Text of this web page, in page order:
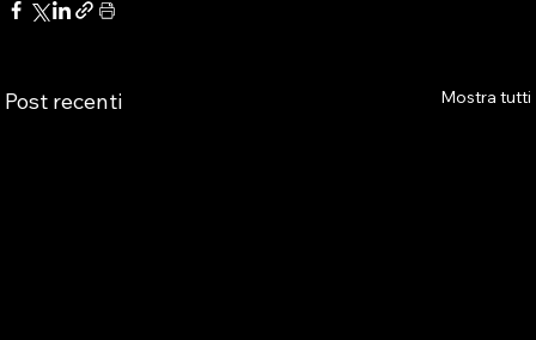
Post recenti Mostra tutti